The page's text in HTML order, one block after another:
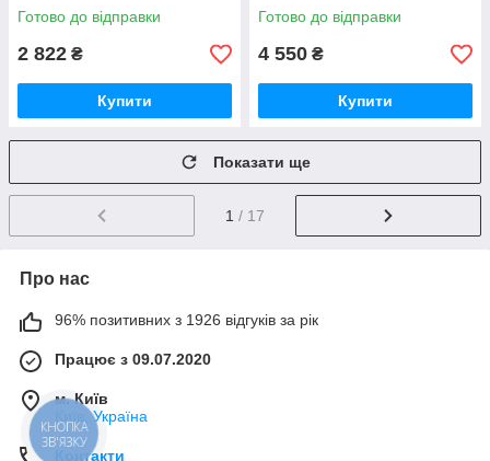
Готово до відправки
2 822 ₴
Купити
Готово до відправки
4 550 ₴
Купити
Показати ще
1 / 17
Про нас
96% позитивних з 1926 відгуків за рік
Працює з 09.07.2020
м. Київ
Київ, Україна
Контакти
КНОПКА
ЗВ'ЯЗКУ